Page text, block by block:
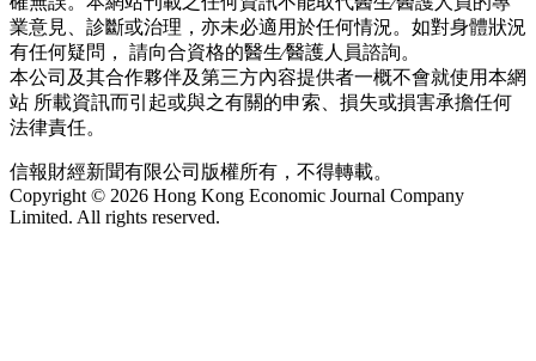
業意見、診斷或治理，亦未必適用於任何情況。如對身體狀況
有任何疑問， 請向合資格的醫生∕醫護人員諮詢。
本公司及其合作夥伴及第三方內容提供者一概不會就使用本網
站 所載資訊而引起或與之有關的申索、損失或損害承擔任何
法律責任。
信報財經新聞有限公司版權所有，不得轉載。
Copyright © 2026 Hong Kong Economic Journal Company
Limited. All rights reserved.